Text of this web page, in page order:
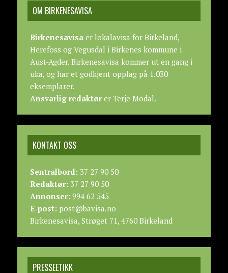
OM BIRKENESAVISA
Birkenesavisaer lokalavisa for Birkeland,
Herefoss og Vegusdal i Birkenes kommune i
Aust-Agder. Birkenesavisa kommer ut en gang i
uka, og har et godkjent opplag på 1.030
eksemplarer.
Ansvarlig redaktører Terje Modal.
KONTAKT OSS
Sentralbord:37 27 90 50
Redaktør:37 27 90 50
Annonser:994 62 545
E-post:post@bavisa.no
Birkenesavisa, Strøget 71, 4760 Birkeland
PRESSEETIKK